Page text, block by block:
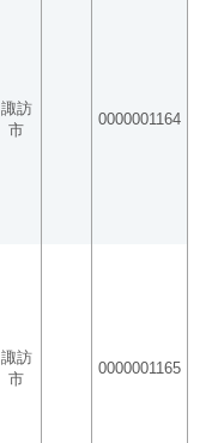
諏訪
市
0000001164
諏訪
市
0000001165